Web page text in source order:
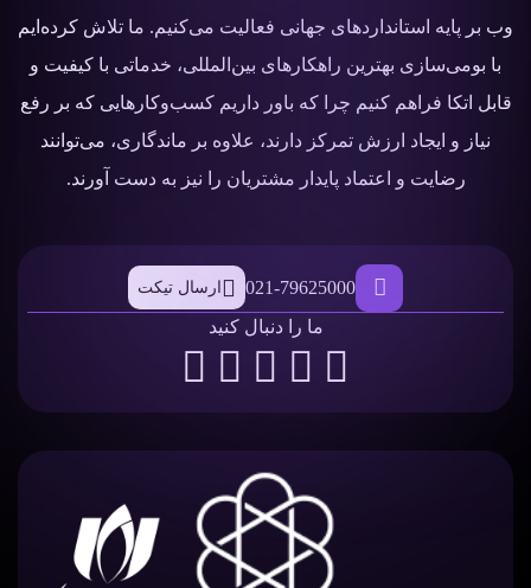
وب بر پایه استانداردهای جهانی فعالیت می‌کنیم. ما تلاش کرده‌ایم
با بومی‌سازی بهترین راهکارهای بین‌المللی، خدماتی با کیفیت و
قابل اتکا فراهم کنیم چرا که باور داریم کسب‌وکارهایی که بر رفع
نیاز و ایجاد ارزش تمرکز دارند، علاوه بر ماندگاری، می‌توانند
رضایت و اعتماد پایدار مشتریان را نیز به دست آورند.
021-79625000 ارسال تیکت
ما را دنبال کنید